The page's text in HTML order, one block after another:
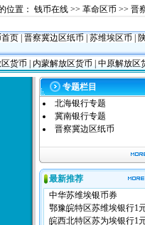
位置： 钱币在线 >> 革命区币 >> 晋
页 |晋察冀边区纸币 |苏维埃区币 |
货币 |内蒙解放区货币 |中原解放区
专题栏目
北海银行专题
冀南银行专题
晋察冀边区纸币
最新推荐
中华苏维埃银币券
鄂豫皖特区苏维埃银行1
皖西北特区苏为埃银行1